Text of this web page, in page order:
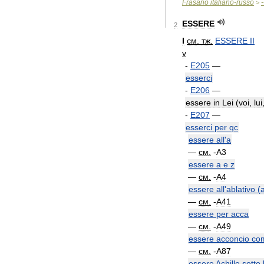
Frasario italiano-russo > -
2
ESSERE
I см тж ESSERE II
v
- E205 —
esserci
- E206 —
essere in Lei (voi lui
- E207 —
esserci per qc
essere all'a
— см -A3
essere a e z
— см -A4
essere all'ablativo (
— см -A41
essere per acca
— см -A49
essere acconcio
— см -A87